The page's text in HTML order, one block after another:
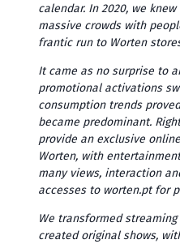
calendar. In 2020, we
massive crowds with
frantic run to Worten
It came as no surprise to
promotional activations
consumption trends
became predominant.
provide an exclusive
Worten, with
many views, interaction
accesses to worten.pt for
We transformed
created original shows,